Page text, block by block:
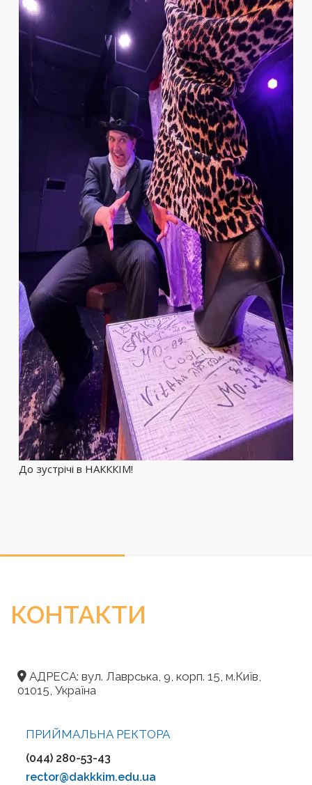
До зустрічі в НАКККІМ!
КОНТАКТИ
АДРЕСА: вул. Лаврська, 9, корп. 15, м.Київ,
01015, Україна
ПРИЙМАЛЬНА РЕКТОРА
(044) 280-53-43
rector@dakkkim.edu.ua